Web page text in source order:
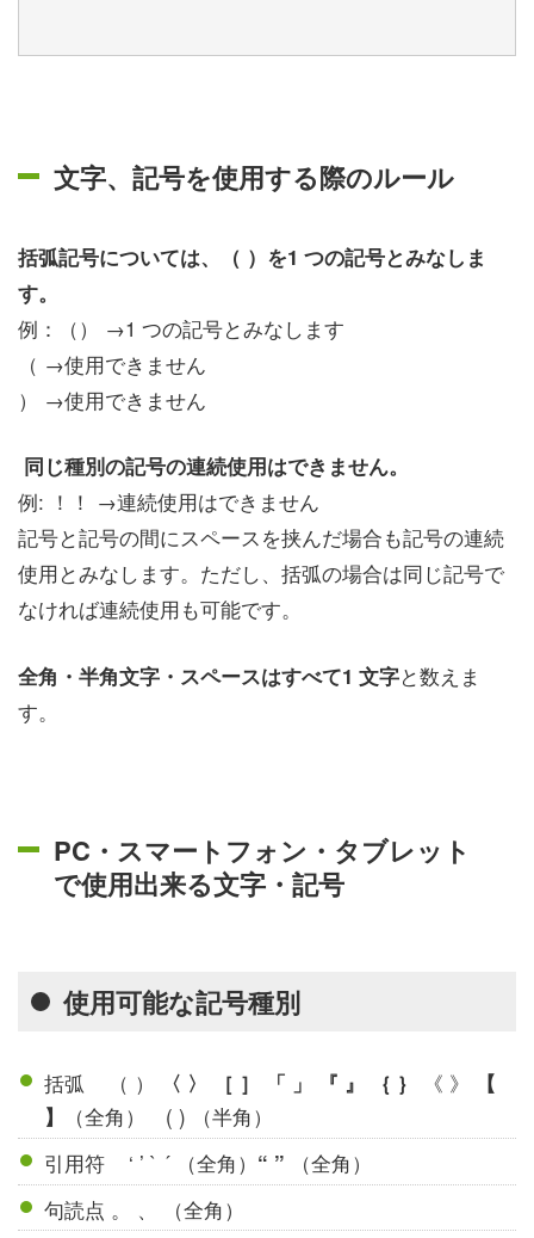
文字、記号を使用する際のルール
括弧記号については、（ ）を1 つの記号とみなしま
す。
例：（） →1 つの記号とみなします
（ →使用できません
） →使用できません
同じ種別の記号の連続使用はできません。
例: ！！ →連続使用はできません
記号と記号の間にスペースを挟んだ場合も記号の連続
使用とみなします。ただし、括弧の場合は同じ記号で
なければ連続使用も可能です。
全角・半角文字・スペースはすべて1 文字と数えま
す。
PC・スマートフォン・タブレット
で使用出来る文字・記号
使用可能な記号種別
括弧 （ ） 〈 〉 ［ ］ 「 」 『 』 ｛ ｝ 《 》
【
】
（全角） ( ) （半角）
引用符 ‘ ’ ` ´ （全角） “ ” （全角）
句読点 。 、 （全角）